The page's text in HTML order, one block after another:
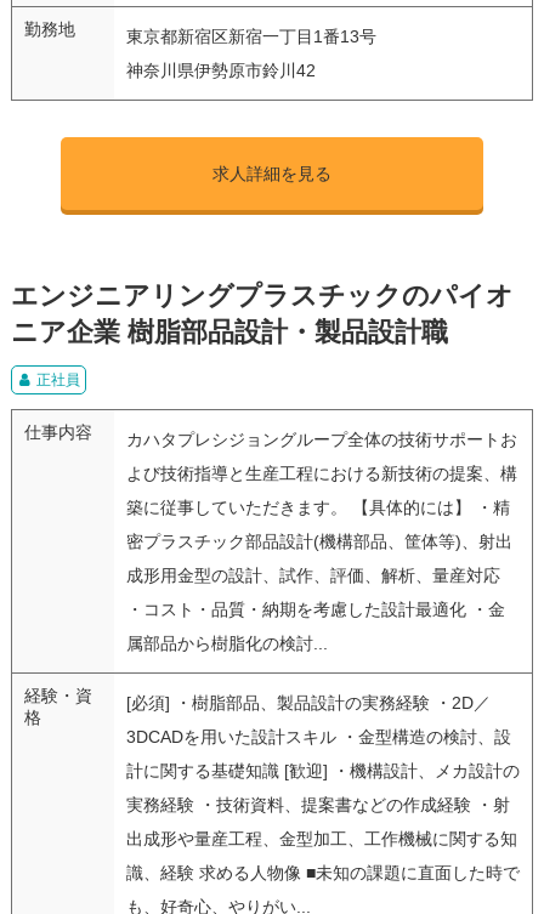
勤務地
東京都新宿区新宿一丁目1番13号
神奈川県伊勢原市鈴川42
求人詳細を見る
エンジニアリングプラスチックのパイオ
ニア企業 樹脂部品設計・製品設計職
正社員
仕事内容
カハタプレシジョングループ全体の技術サポートお
よび技術指導と生産工程における新技術の提案、構
築に従事していただきます。 【具体的には】 ・精
密プラスチック部品設計(機構部品、筐体等)、射出
成形用金型の設計、試作、評価、解析、量産対応
・コスト・品質・納期を考慮した設計最適化 ・金
属部品から樹脂化の検討...
経験・資
格
[必須] ・樹脂部品、製品設計の実務経験 ・2D／
3DCADを用いた設計スキル ・金型構造の検討、設
計に関する基礎知識 [歓迎] ・機構設計、メカ設計の
実務経験 ・技術資料、提案書などの作成経験 ・射
出成形や量産工程、金型加工、工作機械に関する知
識、経験 求める人物像 ■未知の課題に直面した時で
も、好奇心、やりがい...